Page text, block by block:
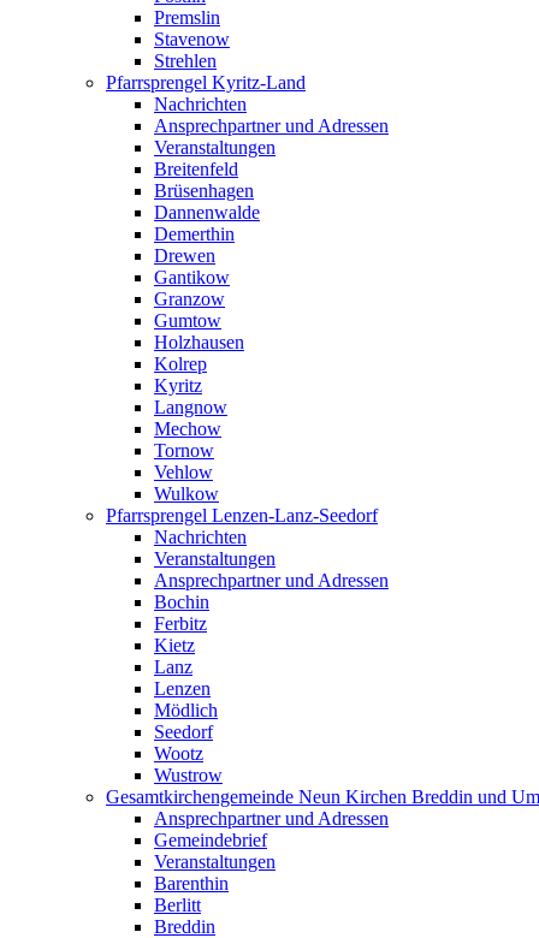
Premslin
Stavenow
Strehlen
Pfarrsprengel Kyritz-Land
Nachrichten
Ansprechpartner und Adressen
Veranstaltungen
Breitenfeld
Brüsenhagen
Dannenwalde
Demerthin
Drewen
Gantikow
Granzow
Gumtow
Holzhausen
Kolrep
Kyritz
Langnow
Mechow
Tornow
Vehlow
Wulkow
Pfarrsprengel Lenzen-Lanz-Seedorf
Nachrichten
Veranstaltungen
Ansprechpartner und Adressen
Bochin
Ferbitz
Kietz
Lanz
Lenzen
Mödlich
Seedorf
Wootz
Wustrow
Gesamtkirchengemeinde Neun Kirchen Breddin und
Ansprechpartner und Adressen
Gemeindebrief
Veranstaltungen
Barenthin
Berlitt
Breddin